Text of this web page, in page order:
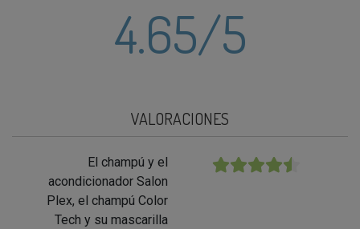
4.65/5
VALORACIONES
El champú y el
acondicionador Salon
Plex, el champú Color
Tech y su mascarilla
★★★★★